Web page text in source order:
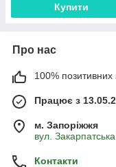
Купити
Про нас
100% позитивних
Працює з
м. Запоріжжя
вул.
Контакти